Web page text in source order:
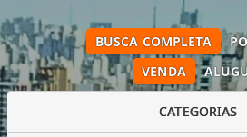
VENDA
BUSCA COMPLETA
CATEGORIAS